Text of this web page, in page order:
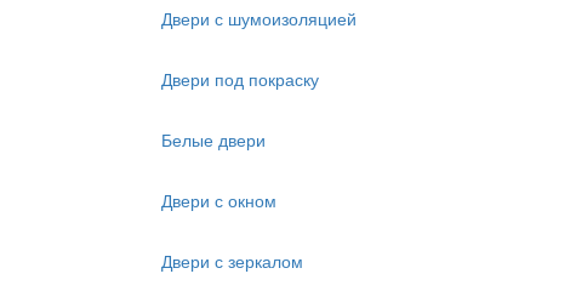
Двери с шумоизоляцией
Двери под покраску
Белые двери
Двери с окном
Двери с зеркалом